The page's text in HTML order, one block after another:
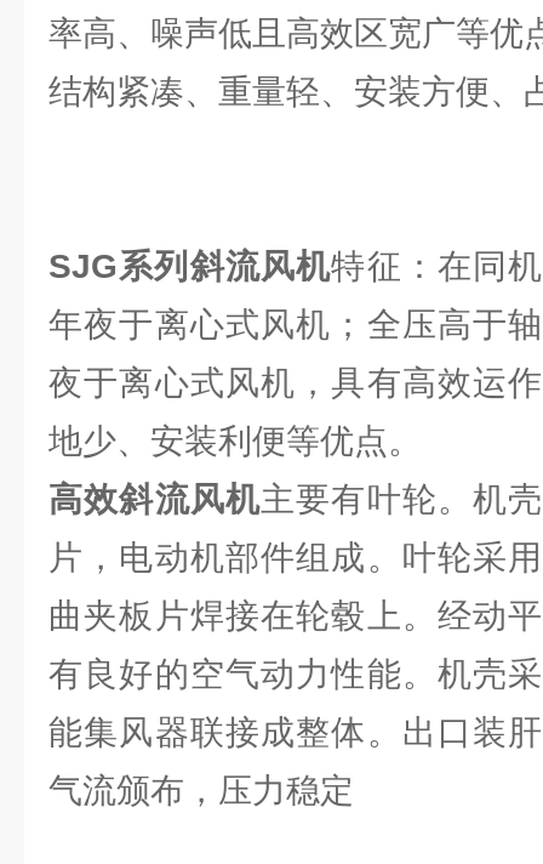
率高、噪声低且高效区宽广等优
结构紧凑、重量轻、安装方便、
SJG系列斜流风机特征：在同
年夜于离心式风机；全压高于
夜于离心式风机，具有高效运
地少、安装利便等优点。
高效斜流风机主要有叶轮。机
片，电动机部件组成。叶轮采
曲夹板片焊接在轮毂上。经动
有良好的空气动力性能。机壳
能集风器联接成整体。出口装
气流颁布，压力稳定